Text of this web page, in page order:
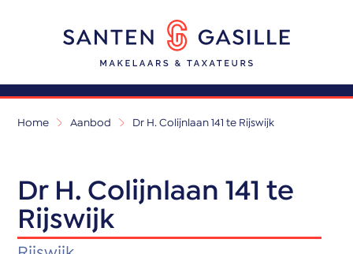
Home Aanbod Dr H. Colijnlaan 141 te Rijswijk
Dr H. Colijnlaan 141 te
Rijswijk